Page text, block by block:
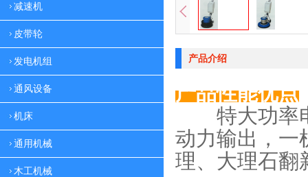
减速机
皮带轮
发电机组
通风设备
机床
通用机械
木工机械
产品介绍
产品性能优点
特大功率电
动力输出，一
理、大理石翻